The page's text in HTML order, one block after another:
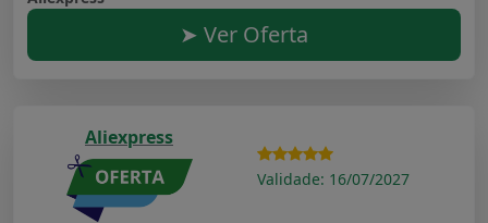
➤ Ver Oferta
Aliexpress
Validade: 16/07/2027